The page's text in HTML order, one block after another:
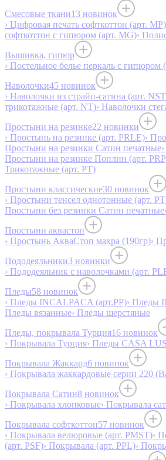
Смесовые ткани13 новинок
› Цифровая печать софткоттон (арт. MP)
софткоттон с гипюром (арт. MG)›
Вышивка, гипюр
› Постельное белье перкаль с гипюром
Наволочки45 новинок
› Наволочки из страйп-сатина (арт.
трикотажные (арт. NT)› Наволочки
Простыни на резинке22 новинки
› Простынь на резинке (арт. PRLE)›
Простыни на резинки Сатин печатные
Простыни на резинке Поплин (арт.
Трикотажные (арт. РТ)
Простыни классические30 новинок
› Простыни тенсел однотонные (арт.
Простыни без резинки Сатин печатные
Простыни аквастоп
› Простынь АкваСтоп махра (190гр)›
Пододеяльники3 новинки
› Пододеяльник с наволочками (арт.
Пледы58 новинок
› Пледы INCALPACA (арт.PP)› Пледы
Пледы вязанные› Пледы шерстяные
Пледы, покрывала Турция16 новинок
› Покрывала Турция› Пледы CASA
Покрывала Жаккард6 новинок
› Покрывала жаккардовые серии 220
Покрывала Сатин8 новинок
› Покрывала хлопковые› Покрывала
Покрывала софткоттон57 новинок
› Покрывала велюровые (арт. PMST)›
(арт. PSF)› Покрывала (арт. PPL)›